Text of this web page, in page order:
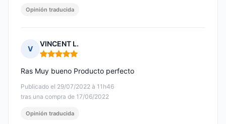
Opinión traducida
V
VINCENT L.
Nota: 5 de 5
Publicado el 29/07/2022 à 11h46
tras una compra de 17/06/2022
Ras Muy bueno Producto perfecto
Opinión traducida